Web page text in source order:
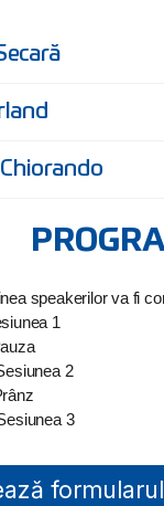
speakerilor va fi
1
2
3